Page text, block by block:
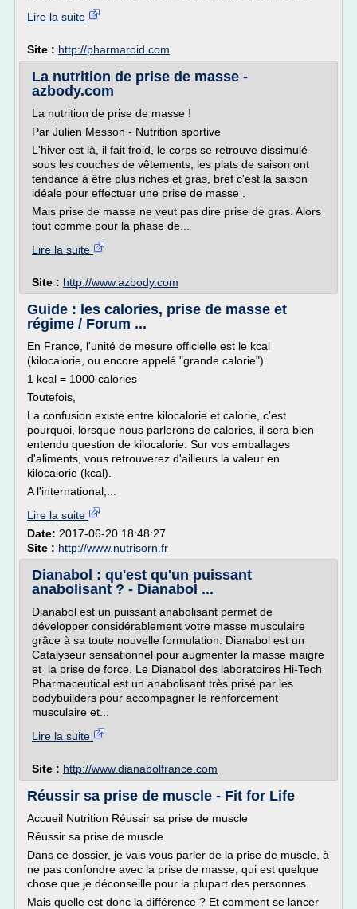
Lire la suite
Site : http://pharmaroid.com
La nutrition de prise de masse -
azbody.com
La nutrition de prise de masse !
Par Julien Messon - Nutrition sportive
L'hiver est là, il fait froid, le corps se retrouve dissimulé
sous les couches de vêtements, les plats de saison ont
tendance à être plus riches et gras, bref c'est la saison
idéale pour effectuer une prise de masse .
Mais prise de masse ne veut pas dire prise de gras. Alors
tout comme pour la phase de...
Lire la suite
Site : http://www.azbody.com
Guide : les calories, prise de masse et
régime / Forum ...
En France, l'unité de mesure officielle est le kcal
(kilocalorie, ou encore appelé "grande calorie").
1 kcal = 1000 calories
Toutefois,
La confusion existe entre kilocalorie et calorie, c'est
pourquoi, lorsque nous parlerons de calories, il sera bien
entendu question de kilocalorie. Sur vos emballages
d'aliments, vous retrouverez d'ailleurs la valeur en
kilocalorie (kcal).
A l'international,...
Lire la suite
Date: 2017-06-20 18:48:27
Site : http://www.nutrisorn.fr
Dianabol : qu'est qu'un puissant
anabolisant ? - Dianabol ...
Dianabol est un puissant anabolisant permet de
développer considérablement votre masse musculaire
grâce à sa toute nouvelle formulation. Dianabol est un
Catalyseur sensationnel pour augmenter la masse maigre
et la prise de force. Le Dianabol des laboratoires Hi-Tech
Pharmaceutical est un anabolisant très prisé par les
bodybuilders pour accompagner le renforcement
musculaire et...
Lire la suite
Site : http://www.dianabolfrance.com
Réussir sa prise de muscle - Fit for Life
Accueil Nutrition Réussir sa prise de muscle
Réussir sa prise de muscle
Dans ce dossier, je vais vous parler de la prise de muscle, à
ne pas confondre avec la prise de masse, qui est quelque
chose que je déconseille pour la plupart des personnes.
Mais quelle est donc la différence ? Et comment se lancer